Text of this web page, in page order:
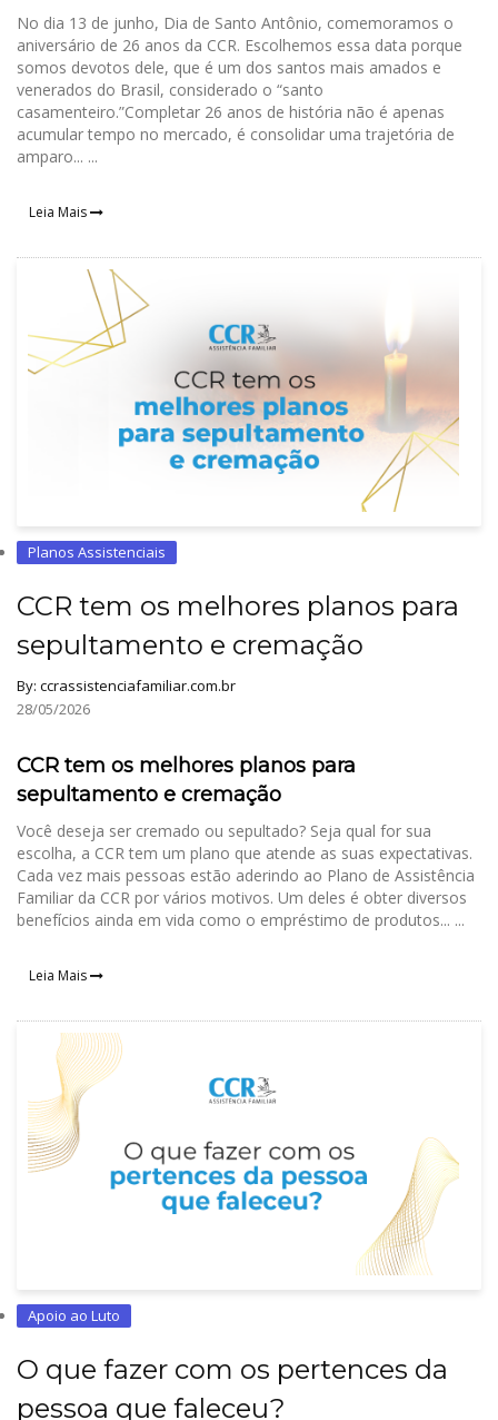
No dia 13 de junho, Dia de Santo Antônio, comemoramos o
aniversário de 26 anos da CCR. Escolhemos essa data porque
somos devotos dele, que é um dos santos mais amados e
venerados do Brasil, considerado o “santo
casamenteiro.”Completar 26 anos de história não é apenas
acumular tempo no mercado, é consolidar uma trajetória de
amparo... ...
Leia Mais
Planos Assistenciais
CCR tem os melhores planos para
sepultamento e cremação
By: ccrassistenciafamiliar.com.br
28/05/2026
CCR tem os melhores planos para
sepultamento e cremação
Você deseja ser cremado ou sepultado? Seja qual for sua
escolha, a CCR tem um plano que atende as suas expectativas.
Cada vez mais pessoas estão aderindo ao Plano de Assistência
Familiar da CCR por vários motivos. Um deles é obter diversos
benefícios ainda em vida como o empréstimo de produtos... ...
Leia Mais
Apoio ao Luto
O que fazer com os pertences da
pessoa que faleceu?